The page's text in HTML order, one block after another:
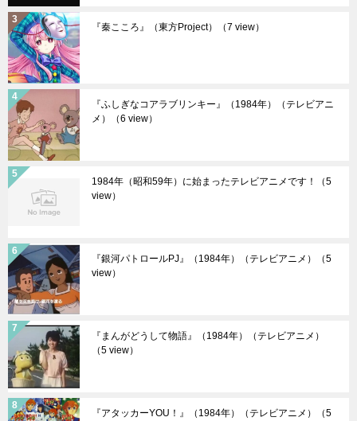
『秦こころ』（東方Project） （7 view）
『ふしぎなコアラブリンキー』（1984年）（テレビアニ
メ）
（6 view）
1984年（昭和59年）に始まったテレビアニメです！
（5
view）
『銀河パトロールPJ』（1984年）（テレビアニメ）
（5
view）
『まんがどうして物語』（1984年）（テレビアニメ）
（5 view）
『アタッカーYOU！』（1984年）（テレビアニメ）
（5